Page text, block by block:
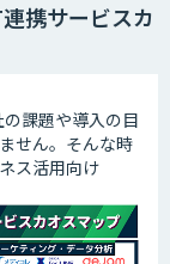
携サービスカ
課題や導入の目
せん。そんな時
ス活用向け